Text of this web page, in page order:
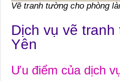
Vẽ tranh tường cho phòng
Dịch vụ vẽ
Yên
Ưu điểm của dịch